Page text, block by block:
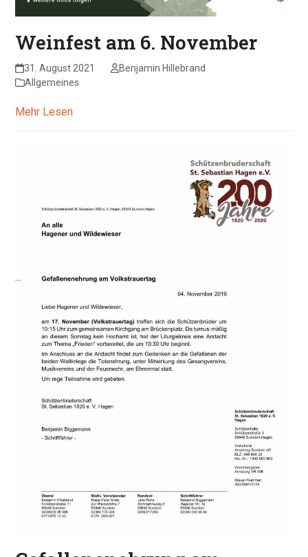
Weinfest am 6. November
31. August 2021
Benjamin Hillebrand
Allgemeines
Mehr Lesen